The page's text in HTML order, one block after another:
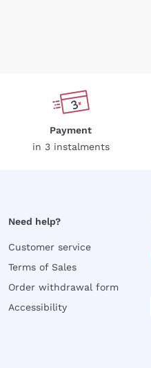
Payment
in 3 instalments
Need help?
Customer service
Terms of Sales
Order withdrawal form
Accessibility